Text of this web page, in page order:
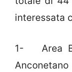
interessata
1- Area